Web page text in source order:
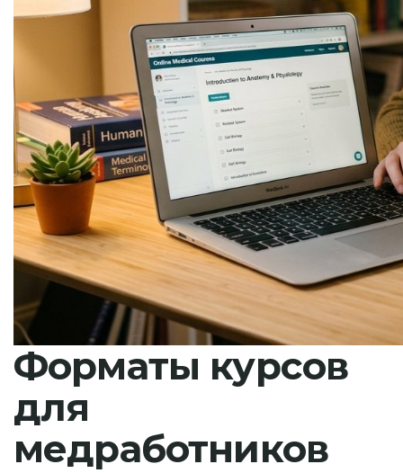
Форматы курсов
для
медработников